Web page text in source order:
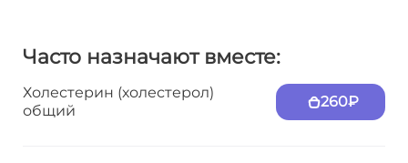
Часто назначают вместе:
Холестерин (холестерол)
общий
260₽